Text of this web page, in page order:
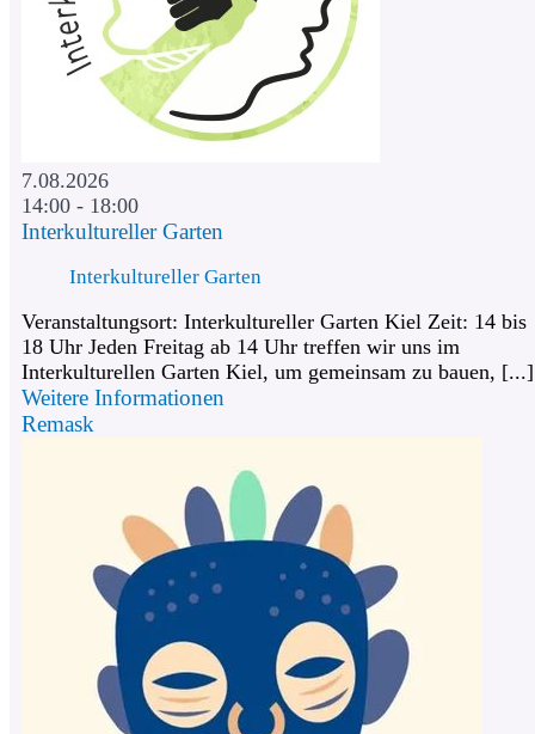
7.08.2026
14:00 - 18:00
Interkultureller Garten
Interkultureller Garten
Veranstaltungsort: Interkultureller Garten Kiel Zeit: 14 bis
18 Uhr Jeden Freitag ab 14 Uhr treffen wir uns im
Interkulturellen Garten Kiel, um gemeinsam zu bauen, [...]
Weitere Informationen
Remask